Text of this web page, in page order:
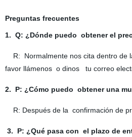
Preguntas frecuentes
1. Q: ¿Dónde puedo obtener el
R: Normalmente nos cita dentro de
favor llámenos o dinos tu correo
2. P: ¿Cómo puedo obtener una
R: Después de la confirmación de
3. P: ¿Qué pasa con el plazo de